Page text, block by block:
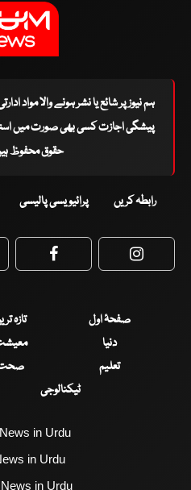
ہم نیوز پر شائع یا نشر ہونے والا مواد
پیشگی اجازت کسی بھی صورت میں
حقوق محفوظ ہیں
رابطہ کریں پرائیویسی پالیسی
Facebook
صفحۂ اول تازہ
دنیا
تعلیم
ٹیکنالوجی
in Urdu
in Urdu
in Urdu